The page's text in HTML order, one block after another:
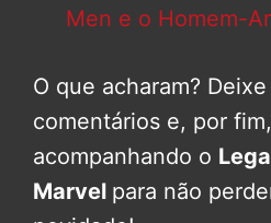
Men e o Homem-
O que acharam?
comentários e, por
acompanhando o
Marvel para não